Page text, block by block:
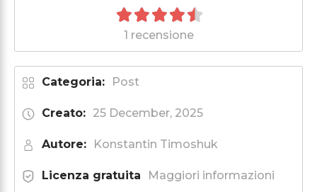
1 recensione
Categoria: Post
Creato: 25 December, 2025
Autore: Konstantin Timoshuk
Licenza gratuita Maggiori informazioni